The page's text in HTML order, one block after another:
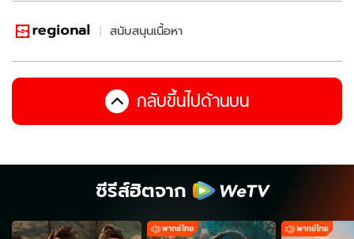
สนับสนุนเนื้อหา
กลับขึ้นไปด้านบน
ซีรีส์ฮิตจาก